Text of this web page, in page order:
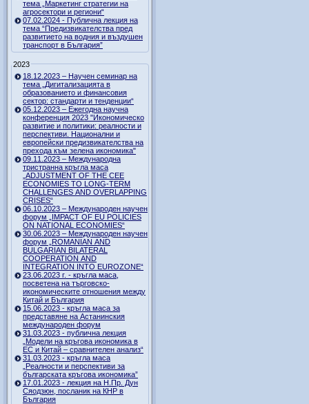
тема „Маркетинг стратегии на
агросектори и региони“
07.02.2024 - Публична лекция на
тема “Предизвикателства пред
развитието на водния и въздушен
транспорт в България”
2023
18.12.2023 – Научен семинар на
тема „Дигитализацията в
образованието и финансовия
сектор: стандарти и тенденции“
05.12.2023 – Ежегодна научна
конференция 2023 "Икономическо
развитие и политики: реалности и
перспективи. Национални и
европейски предизвикателства на
прехода към зелена икономика"
09.11.2023 – Международна
тристранна кръгла маса
„ADJUSTMENT OF THE CEE
ECONOMIES TO LONG-TERM
CHALLENGES AND OVERLAPPING
CRISES“
06.10.2023 – Международен научен
форум „IMPACT OF EU POLICIES
ON NATIONAL ECONOMIES“
30.06.2023 – Международен научен
форум „ROMANIAN AND
BULGARIAN BILATERAL
COOPERATION AND
INTEGRATION INTO EUROZONE“
23.06.2023 г. - кръгла маса,
посветена на търговско-
икономическите отношения между
Китай и България
15.06.2023 - кръгла маса за
представяне на Астанинския
международен форум
31.03.2023 - публична лекция
„Модели на кръгова икономика в
ЕС и Китай – сравнителен анализ“
31.03.2023 - кръгла маса
„Реалности и перспективи за
българската кръгова икономика”
17.01.2023 - лекция на Н.Пр. Дун
Сяодзюн, посланик на КНР в
България